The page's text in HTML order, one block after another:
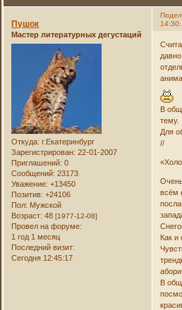
Пушок
Мастер литературных дегустаций
Откуда: г.Екатеринбург
Зарегистрирован: 22-01-2007
Приглашений: 0
Сообщений: 23173
Уважение: +13450
Позитив: +24106
Пол: Мужской
Возраст: 48[1977-12-08]
Провел на форуме:
1 год 1 месяц
Последний визит:
Сегодня 12:45:17
В
тему.
Для
//
всём
Как и
В